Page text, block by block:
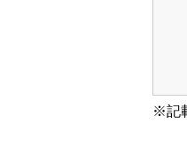
※記